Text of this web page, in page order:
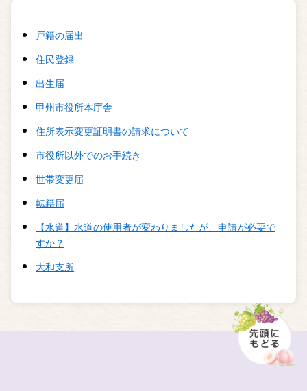
戸籍の届出
住民登録
出生届
甲州市役所本庁舎
住所表示変更証明書の請求について
市役所以外でのお手続き
世帯変更届
転籍届
【水道】水道の使用者が変わりましたが、申請が必要で
すか？
大和支所